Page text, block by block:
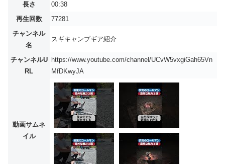
長さ
00:38
再生回数
77281
チャンネル
名
スギキャンプギア紹介
チャンネルU
RL
https://www.youtube.com/channel/UCvW5vxgiGah65Vn
MfDKwyJA
動画サムネ
イル